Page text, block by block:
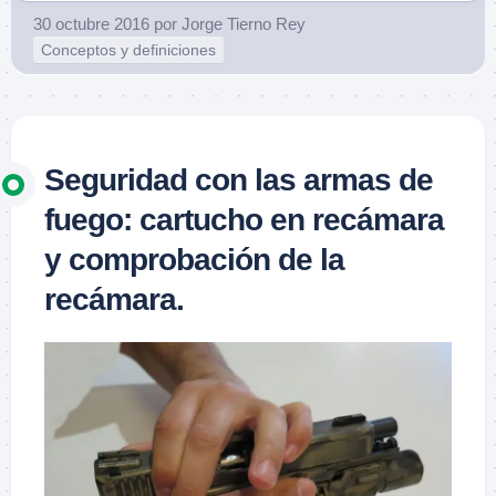
30 octubre 2016 por Jorge Tierno Rey
Conceptos y definiciones
Seguridad con las armas de
fuego: cartucho en recámara
y comprobación de la
recámara.